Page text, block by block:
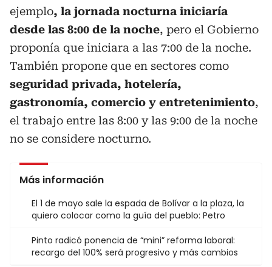
ejemplo, la jornada nocturna iniciaría
desde las 8:00 de la noche, pero el Gobierno
proponía que iniciara a las 7:00 de la noche.
También propone que en sectores como
seguridad privada, hotelería,
gastronomía, comercio y entretenimiento,
el trabajo entre las 8:00 y las 9:00 de la noche
no se considere nocturno.
Más información
El 1 de mayo sale la espada de Bolívar a la plaza, la
quiero colocar como la guía del pueblo: Petro
Pinto radicó ponencia de “mini” reforma laboral:
recargo del 100% será progresivo y más cambios